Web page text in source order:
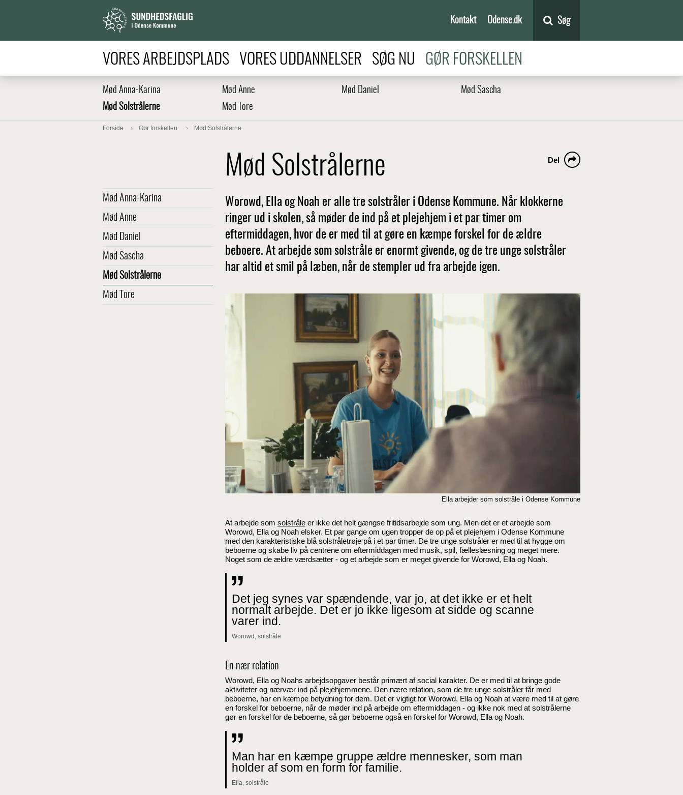
Kontakt Odense.dk Søg
VORES ARBEJDSPLADS VORES UDDANNELSER SØG NU GØR FORSKELLEN
Mød Anna-Karina Mød Anne Mød Daniel
Mød Sascha
Mød Solstrålerne
Mød Tore
Forside Gør forskellen Mød Solstrålerne
Mød Anna-Karina
Mød Anne
Mød Daniel
Mød Sascha
Mød Solstrålerne
Mød Tore
Mød Solstrålerne Del
Worowd, Ella og Noah er alle tre solstråler i Odense Kommune. Når klokkerne
ringer ud i skolen, så møder de ind på et plejehjem i et par timer om
eftermiddagen, hvor de er med til at gøre en kæmpe forskel for de ældre
beboere. At arbejde som solstråle er enormt givende, og de tre unge solstråler
har altid et smil på læben, når de stempler ud fra arbejde igen.
Ella arbejder som solstråle i Odense Kommune
At arbejde som solstråle er ikke det helt gængse fritidsarbejde som ung. Men det er et arbejde som
Worowd, Ella og Noah elsker. Et par gange om ugen tropper de op på et plejehjem i Odense Kommune
med den karakteristiske blå solstråletrøje på i et par timer. De tre unge solstråler er med til at hygge om
beboerne og skabe liv på centrene om eftermiddagen med musik, spil, fælleslæsning og meget mere.
Noget som de ældre værdsætter - og et arbejde som er meget givende for Worowd, Ella og Noah.
Det jeg synes var spændende, var jo, at det ikke er et helt
normalt arbejde. Det er jo ikke ligesom at sidde og scanne
varer ind.
Worowd, solstråle
En nær relation
Worowd, Ella og Noahs arbejdsopgaver består primært af social karakter. De er med til at bringe gode
aktiviteter og nærvær ind på plejehjemmene. Den nære relation, som de tre unge solstråler får med
beboerne, har en kæmpe betydning for dem. Det er vigtigt for Worowd, Ella og Noah at være med til at gøre
en forskel for beboerne, når de møder ind på arbejde om eftermiddagen - og ikke nok med at solstrålerne
gør en forskel for de beboerne, så gør beboerne også en forskel for Worowd, Ella og Noah.
Man har en kæmpe gruppe ældre mennesker, som man
holder af som en form for familie.
Ella, solstråle